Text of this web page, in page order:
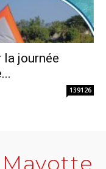
la journée
139126